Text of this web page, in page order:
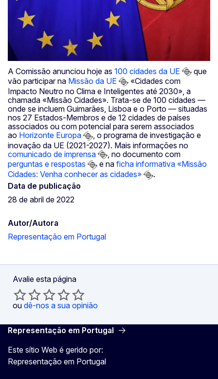
A Comissão anunciou hoje as 100 cidades da UE
que
vão participar na Missão da UE
«Cidades com
Impacto Neutro no Clima e Inteligentes até 2030», a
chamada «Missão Cidades». Trata-se de 100 cidades —
onde se incluem Guimarães, Lisboa e o Porto — situadas
nos 27 Estados-Membros e de 12 cidades de países
associados ou com potencial para serem associados
ao Horizonte Europa
, o programa de investigação e
inovação da UE (2021-2027). Mais informações no
comunicado de imprensa
, no documento com
perguntas e respostas
e na ficha informativa «Missão
Cidades: Venha conhecer as cidades»
.
Data de publicação
28 de abril de 2022
Autor/Autora
Representação em Portugal
Avalie esta página
ou dê-nos a sua opinião
Representação em Portugal
Este sítio Web é gerido por:
Representação em Portugal